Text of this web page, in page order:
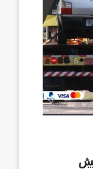
/ ونش